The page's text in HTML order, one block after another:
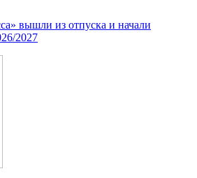
вышли из отпуска и начали
2027